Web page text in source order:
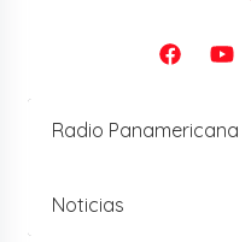
Radio Panamericana
Noticias